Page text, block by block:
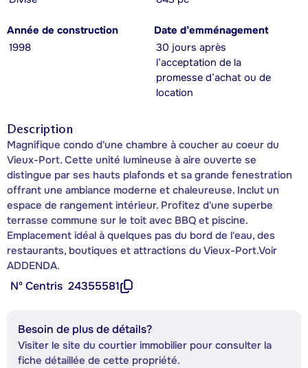
Année de construction
1998
Date d’emménagement
30 jours après
l’acceptation de la
promesse d’achat ou de
location
Description
Magnifique condo d'une chambre à coucher au coeur du
Vieux-Port. Cette unité lumineuse à aire ouverte se
distingue par ses hauts plafonds et sa grande fenestration
offrant une ambiance moderne et chaleureuse. Inclut un
espace de rangement intérieur. Profitez d'une superbe
terrasse commune sur le toit avec BBQ et piscine.
Emplacement idéal à quelques pas du bord de l'eau, des
restaurants, boutiques et attractions du Vieux-Port.Voir
ADDENDA.
Nº Centris 24355581
Besoin de plus de détails?
Visiter le site du courtier immobilier pour consulter la
fiche détaillée de cette propriété.